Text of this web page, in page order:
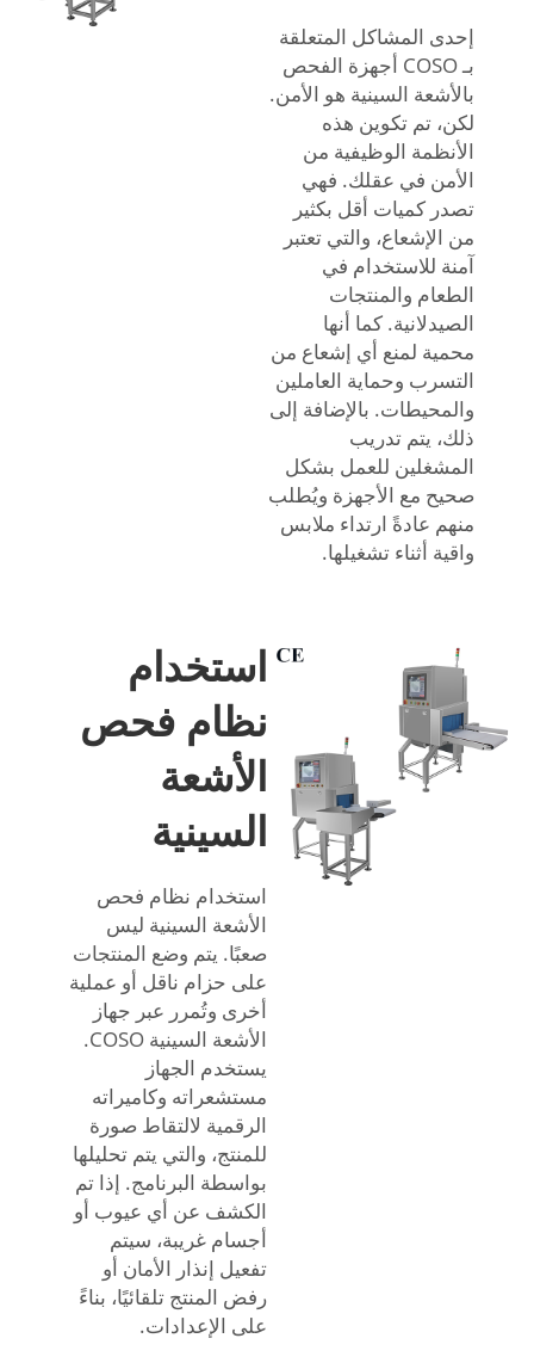
إحدى المشاكل المتعلقة
بـ COSO
أجهزة الفحص
بالأشعة السينية هو الأمن.
لكن، تم تكوين هذه
الأنظمة الوظيفية من
الأمن في عقلك. فهي
تصدر كميات أقل بكثير
من الإشعاع، والتي تعتبر
آمنة للاستخدام في
الطعام والمنتجات
الصيدلانية. كما أنها
محمية لمنع أي إشعاع من
التسرب وحماية العاملين
والمحيطات. بالإضافة إلى
ذلك، يتم تدريب
المشغلين للعمل بشكل
صحيح مع الأجهزة ويُطلب
منهم عادةً ارتداء ملابس
واقية أثناء تشغيلها.
استخدام
نظام فحص
الأشعة
السينية
استخدام نظام فحص
الأشعة السينية ليس
صعبًا. يتم وضع المنتجات
على حزام ناقل أو عملية
أخرى وتُمرر عبر جهاز
الأشعة السينية COSO.
يستخدم الجهاز
مستشعراته وكاميراته
الرقمية لالتقاط صورة
للمنتج، والتي يتم تحليلها
بواسطة البرنامج. إذا تم
الكشف عن أي عيوب أو
أجسام غريبة، سيتم
تفعيل إنذار الأمان أو
رفض المنتج تلقائيًا، بناءً
على الإعدادات.